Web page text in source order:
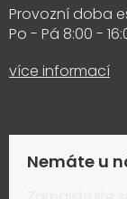
Provozní doba
Po - Pá 8:00 -
více informací
Nemáte u